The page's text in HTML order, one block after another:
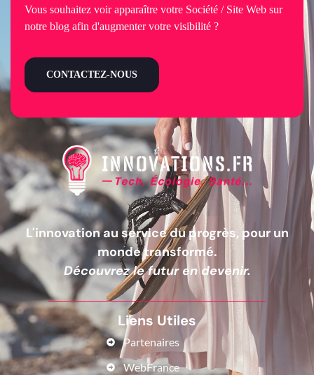
L'innovation au service du progrès, pour un
monde transformé.
Découvrez le futur en devenir.
Liens Utiles
Partenaires
WebFrance
Vous souhaitez voir apparaître votre Société / Site Web sur
notre blog afin d'augmenter votre visibilité ?
CONTACTEZ-NOUS